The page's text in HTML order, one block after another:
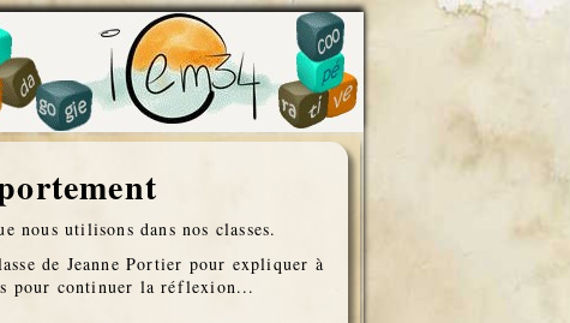
nous utilisons dans nos classes.
de Jeanne Portier pour expliquer à
pour continuer la réflexion...